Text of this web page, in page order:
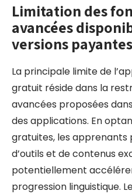
Limitation des
avancées
versions
La principale limite de
gratuit réside dans la
avancées proposées
des applications. En
gratuites, les apprenants
d’outils et de contenus
potentiellement
progression linguistique.